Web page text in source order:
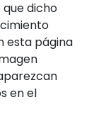
dicho
esta página
en el